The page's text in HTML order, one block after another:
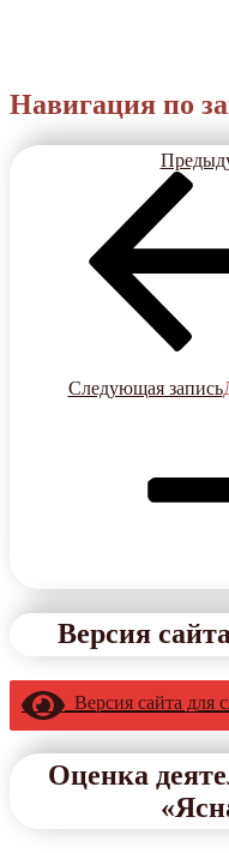
Навигация по
Следующая запись
Версия
Версия сайта для
Оценка